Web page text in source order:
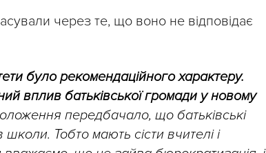
через те, що воно не відповідає
було рекомендаційного характеру.
вплив батьківської громади у новому
передбачало, що батьківські
Тобто мають сісти вчителі і